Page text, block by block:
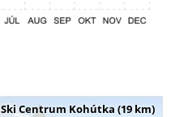
Ski Centrum Kohútka (19 km)